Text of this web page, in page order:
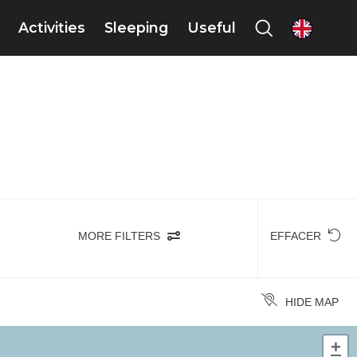
Activities Sleeping Useful en
MORE FILTERS EFFACER
HIDE MAP
+